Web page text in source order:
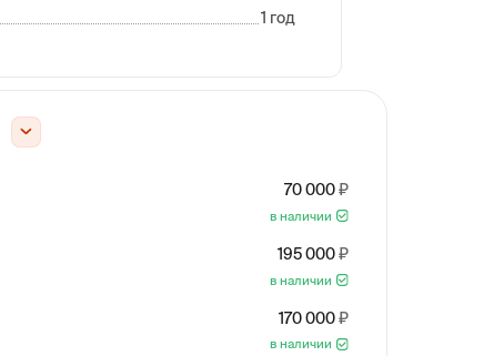
1 год
70 000
в наличии
195 000
в наличии
170 000
в наличии